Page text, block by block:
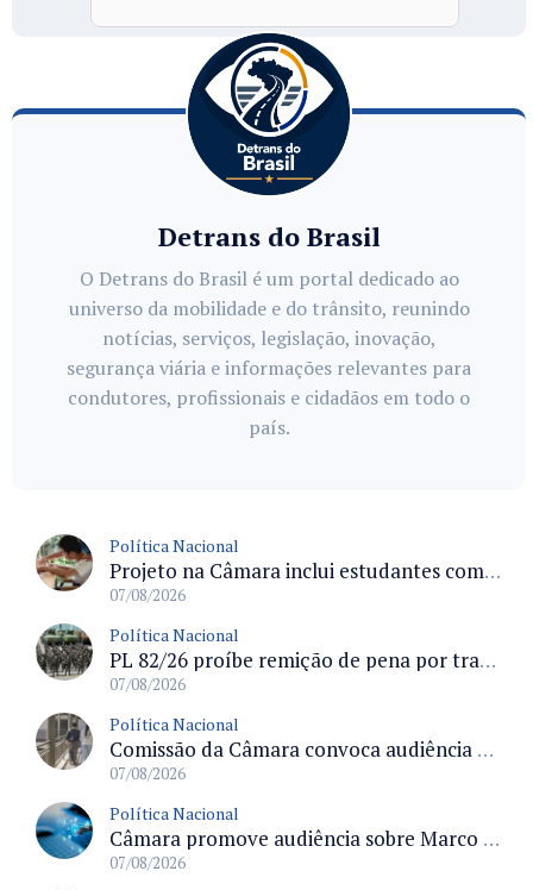
Detrans do Brasil
O Detrans do Brasil é um portal dedicado ao
universo da mobilidade e do trânsito, reunindo
notícias, serviços, legislação, inovação,
segurança viária e informações relevantes para
condutores, profissionais e cidadãos em todo o
país.
Política Nacional
Projeto na Câmara inclui estudantes com deficiência no regime escolar especial da LDB e estabelece critérios para frequência
07/08/2026
Política Nacional
PL 82/26 proíbe remição de pena por trabalho em funções militares para condenados por crimes contra o Estado Democrático de Direito
07/08/2026
Política Nacional
Comissão da Câmara convoca audiência para discutir misoginia nas escolas e universidades após divulgação de listas misóginas
07/08/2026
Política Nacional
Câmara promove audiência sobre Marco de Fomento à Economia Digital e impactos da inteligência artificial
07/08/2026